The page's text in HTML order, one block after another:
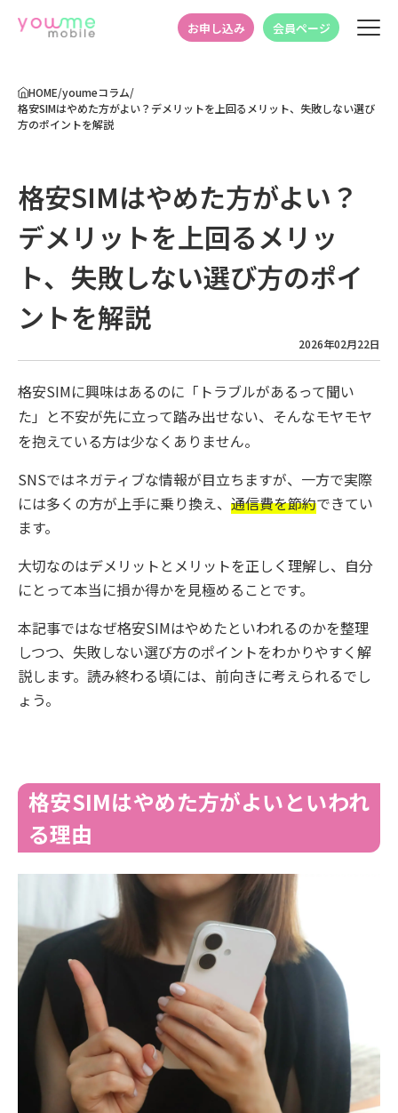
お申し込み 会員ページ
HOME/youmeコラム/
格安SIMはやめた方がよい？デメリットを上回るメリット、失敗しない選び
方のポイントを解説
格安SIMはやめた方がよい？
デメリットを上回るメリッ
ト、失敗しない選び方のポイ
ントを解説
2026年02月22日
格安SIMに興味はあるのに「トラブルがあるって聞い
た」と不安が先に立って踏み出せない、そんなモヤモヤ
を抱えている方は少なくありません。
SNSではネガティブな情報が目立ちますが、一方で実際
には多くの方が上手に乗り換え、 通信費を節約できてい
ます。
大切なのはデメリットとメリットを正しく理解し、自分
にとって本当に損か得かを見極めることです。
本記事ではなぜ格安SIMはやめたといわれるのかを整理
しつつ、失敗しない選び方のポイントをわかりやすく解
説します。読み終わる頃には、前向きに考えられるでし
ょう。
格安SIMはやめた方がよいといわれ
る理由